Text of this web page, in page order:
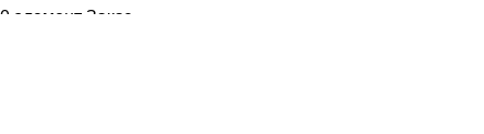
0 элемент Заказ